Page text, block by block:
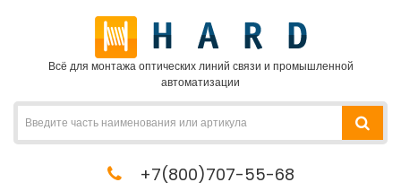
Всё для монтажа оптических линий связи и промышленной
автоматизации
+7(800)707-55-68